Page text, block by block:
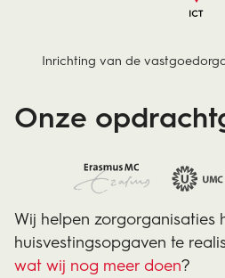
Inrichting van de
Onze
Wij helpen zorgorganisaties
huisvestingsopgaven te
wat wij nog meer doen?